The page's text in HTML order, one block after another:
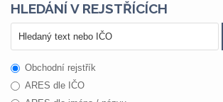
HLEDÁNÍ V REJSTŘÍCÍCH
Obchodní rejstřík
ARES dle IČO